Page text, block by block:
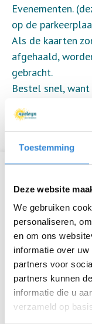
Toestemming
Deze website
We gebruiken
personaliseren,
en om ons
informatie over
partners voor
partners kunnen
informatie die u
verzameld op
Datum
Tijd
Locatie
Thema
Kosten
Evenementen.
op de
Als de kaarten
afgehaald,
gebracht.
Bestel snel,
Woensdag 14
met de nodige